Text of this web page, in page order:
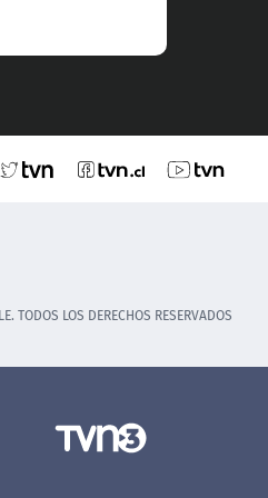
TODOS LOS DERECHOS RESERVADOS